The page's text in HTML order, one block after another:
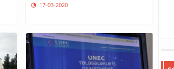
17-03-2020